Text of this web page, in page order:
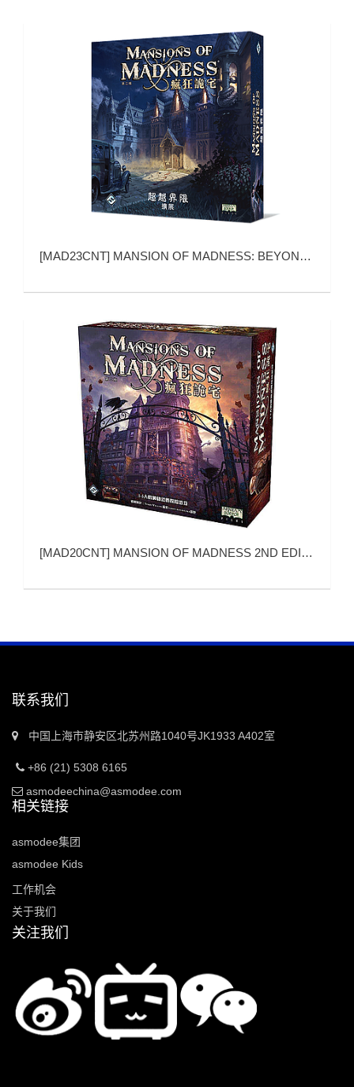
[MAD23CNT] MANSION OF MADNESS: BEYOND THE THRESHOLD (疯狂诡宅：超越界限)
[MAD20CNT] MANSION OF MADNESS 2ND EDITION (疯狂诡宅 第二版)
联系我们
中国上海市静安区北苏州路1040号JK1933 A402室
+86 (21) 5308 6165
asmodeechina@asmodee.com
相关链接
asmodee集团
asmodee Kids
工作机会
关于我们
关注我们